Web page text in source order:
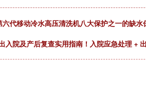
代移动冷水高压清洗机八大保护之一的缺水
入院及产后复查实用指南！入院应急处理 +